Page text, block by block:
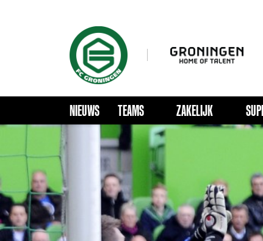
NIEUWS TEAMS ZAKELIJK